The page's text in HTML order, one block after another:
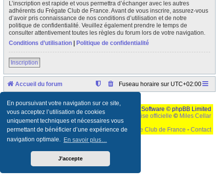
En poursuivant votre navigation sur ce site,
vous acceptez l’utilisation de cookies
uniquement techniques et nécessaires vous
permettant de bénéficier d’une expérience de
navigation optimale. En savoir plus…
J’accepte
L’inscription est rapide et vous permettra d’échanger avec les autres
adhérents du Frégate Club de France. Avant de vous inscrire, assurez-vous
d’avoir pris connaissance de nos conditions d’utilisation et de notre
politique de confidentialité. Veuillez également prendre le temps de
consulter attentivement toutes les règles du forum lors de votre navigation.
Conditions d’utilisation
Politique de confidentialité
Inscription
Accueil du forum Fuseau horaire sur UTC+02:00
Développé parphpBB
® Forum Software © phpBB Limited
Traduction française officielle © Miles Cellar
©Le Frégate Club de France - Contact
Ceci est un texte de remplissage qui n'a pour but que forcer l'elargissement de la div page...
parametres d'affichage pas defaut de votre navigateur" faut bien trouver des paliatifs !